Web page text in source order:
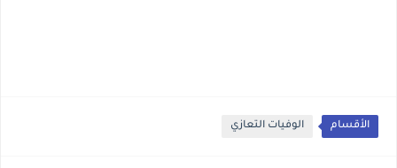
الأقسام الوفيات التعازي